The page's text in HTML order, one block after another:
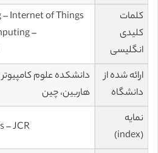
کلمات
کلیدی
انگلیسی
Internet of Things
–
ارائه شده از
دانشگاه
دانشکده علوم
هاربین، چین
نمایه
(index)
– JCR